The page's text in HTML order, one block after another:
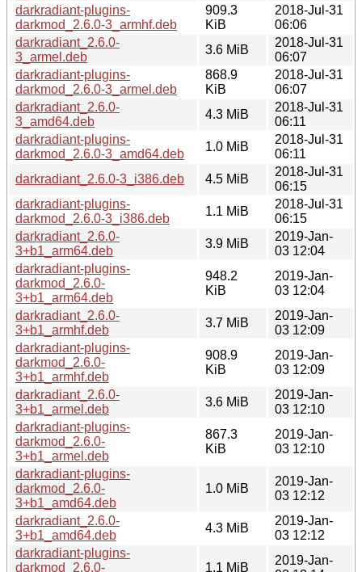
darkradiant-plugins-
darkmod_2.6.0-3_armhf.deb
909.3
KiB
2018-Jul-31
06:06
darkradiant_2.6.0-
3_armel.deb
3.6 MiB
2018-Jul-31
06:07
darkradiant-plugins-
darkmod_2.6.0-3_armel.deb
868.9
KiB
2018-Jul-31
06:07
darkradiant_2.6.0-
3_amd64.deb
4.3 MiB
2018-Jul-31
06:11
darkradiant-plugins-
darkmod_2.6.0-3_amd64.deb
1.0 MiB
2018-Jul-31
06:11
darkradiant_2.6.0-3_i386.deb
4.5 MiB
2018-Jul-31
06:15
darkradiant-plugins-
darkmod_2.6.0-3_i386.deb
1.1 MiB
2018-Jul-31
06:15
darkradiant_2.6.0-
3+b1_arm64.deb
3.9 MiB
2019-Jan-
03 12:04
darkradiant-plugins-
darkmod_2.6.0-
3+b1_arm64.deb
948.2
KiB
2019-Jan-
03 12:04
darkradiant_2.6.0-
3+b1_armhf.deb
3.7 MiB
2019-Jan-
03 12:09
darkradiant-plugins-
darkmod_2.6.0-
3+b1_armhf.deb
908.9
KiB
2019-Jan-
03 12:09
darkradiant_2.6.0-
3+b1_armel.deb
3.6 MiB
2019-Jan-
03 12:10
darkradiant-plugins-
darkmod_2.6.0-
3+b1_armel.deb
867.3
KiB
2019-Jan-
03 12:10
darkradiant-plugins-
darkmod_2.6.0-
3+b1_amd64.deb
1.0 MiB
2019-Jan-
03 12:12
darkradiant_2.6.0-
3+b1_amd64.deb
4.3 MiB
2019-Jan-
03 12:12
darkradiant-plugins-
darkmod_2.6.0-
1.1 MiB
2019-Jan-